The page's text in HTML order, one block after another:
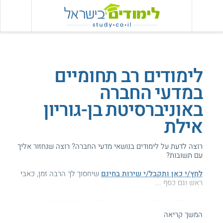
לימודים רב תחומיים
במדעי החברה
באוניברסיטת בן-גוריון
אילת
רוצה לדעת על לימודים בנושאי מדעי החברה? רוצה שנחזור אליך
עם תשובות?
לחץ/י כאן ותקבל/י שירות בחינם שיחסוך לך הרבה זמן, כאבי
ראש וגם כסף ...
המשך קריאה